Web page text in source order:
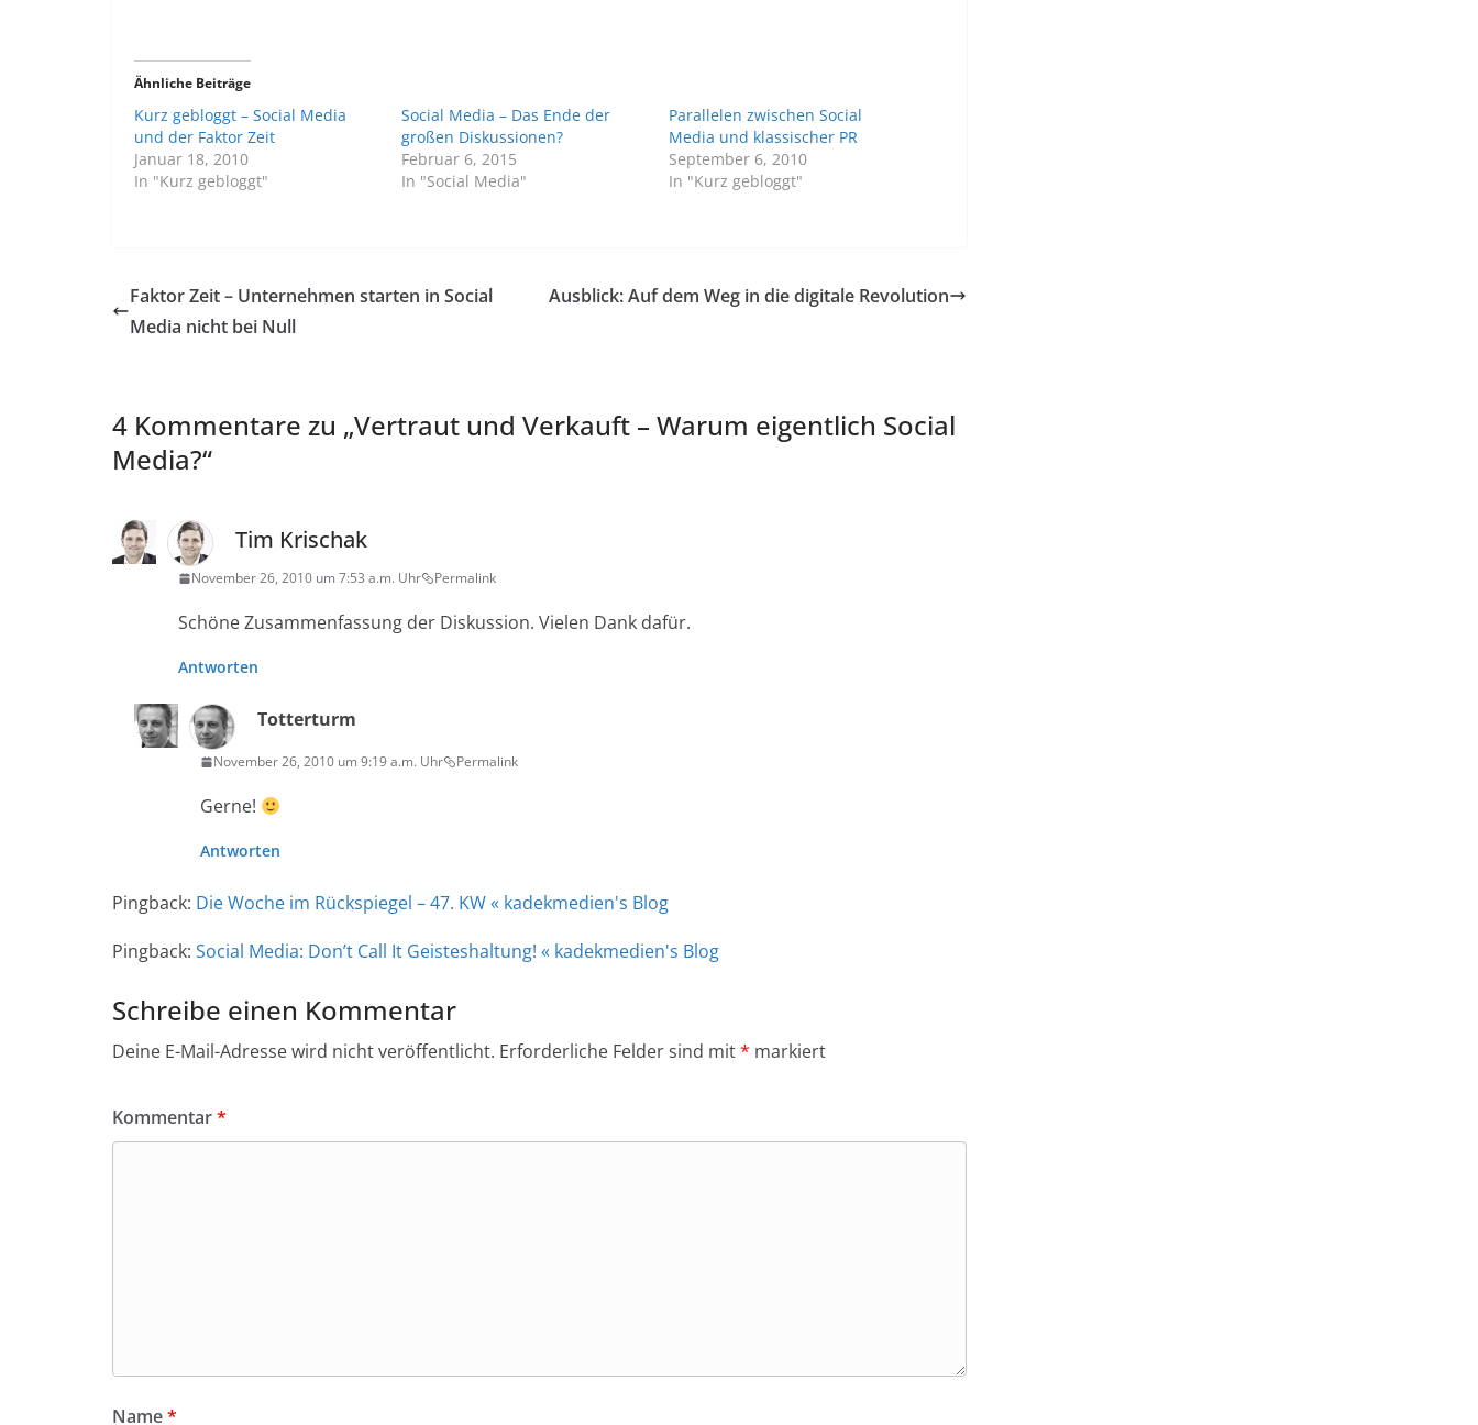
Ähnliche Beiträge
Kurz gebloggt – Social Media
und der Faktor Zeit
Januar 18, 2010
In "Kurz gebloggt"
Social Media – Das Ende der
großen Diskussionen?
Februar 6, 2015
In "Social Media"
Parallelen zwischen Social
Media und klassischer PR
September 6, 2010
In "Kurz gebloggt"
Faktor Zeit – Unternehmen starten in Social
Media nicht bei Null
Ausblick: Auf dem Weg in die digitale Revolution
4 Kommentare zu „Vertraut und Verkauft – Warum eigentlich Social
Media?“
Tim Krischak
November 26, 2010 um 7:53 a.m. Uhr Permalink
Schöne Zusammenfassung der Diskussion. Vielen Dank dafür.
Antworten
Totterturm
November 26, 2010 um 9:19 a.m. Uhr Permalink
Gerne!
Antworten
Pingback: Die Woche im Rückspiegel – 47. KW « kadekmedien's Blog
Pingback: Social Media: Don’t Call It Geisteshaltung! « kadekmedien's Blog
Schreibe einen Kommentar
Deine E-Mail-Adresse wird nicht veröffentlicht. Erforderliche Felder sind mit* markiert
Kommentar*
Name*